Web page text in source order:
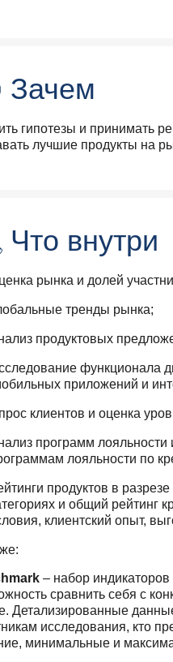
Зачем
гипотезы и принимать
лучшие продукты на
Что внутри
рынка и долей
тренды рынка;
продуктовых
функционала
приложений и
клиентов и оценка
программ лояльности
лояльности по
продуктов в
и общий рейтинг
клиентский опыт,
– набор
сравнить себя с
Детализированные
исследования, кто
минимальные и